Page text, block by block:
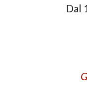
Dal